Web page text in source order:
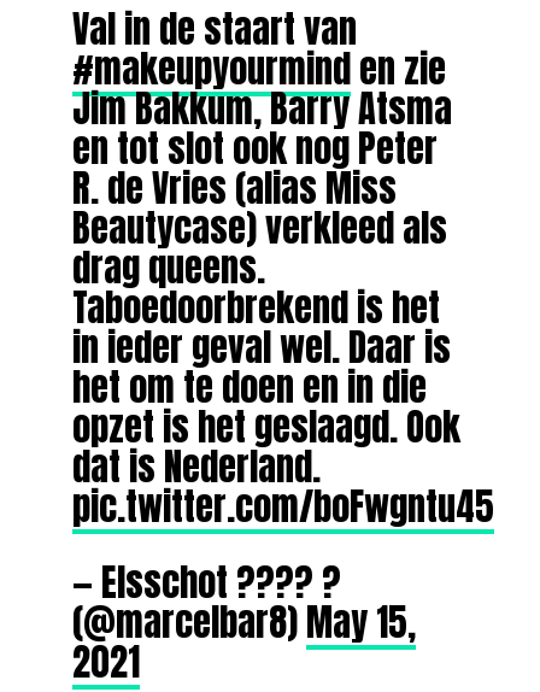
Val in de staart van
#makeupyourminden zie
Jim Bakkum, Barry Atsma
en tot slot ook nog Peter
R. de Vries (alias Miss
Beautycase) verkleed als
drag queens.
Taboedoorbrekend is het
in ieder geval wel. Daar is
het om te doen en in die
opzet is het geslaagd. Ook
dat is Nederland.
pic.twitter.com/boFwgntu45
— Elsschot ???? ?
(@marcelbar8)May 15,
2021